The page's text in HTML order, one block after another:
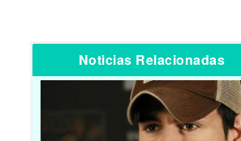
Noticias Relacionadas